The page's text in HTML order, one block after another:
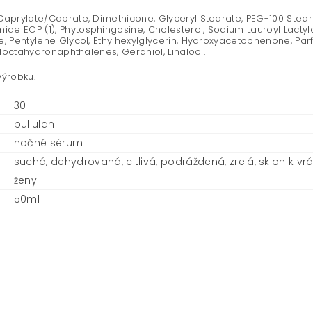
Caprate, Dimethicone, Glyceryl Stearate, PEG-100
EOP (1), Phytosphingosine, Cholesterol, Sodium Lauroyl
Glycol, Ethylhexylglycerin, Hydroxyacetophenone,
Geraniol, Linalool.
30+
pullulan
nočné sérum
suchá, dehydrovaná, citlivá, podráždená, zrelá, sklon k
ženy
50ml